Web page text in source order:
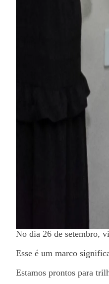
No dia 26 de setembro,
Esse é um marco
Estamos prontos para